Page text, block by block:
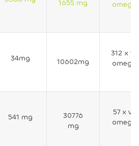
1655 mg omega
34mg 10602mg
312 x
omega
541 mg
30776
mg
57 x
omega